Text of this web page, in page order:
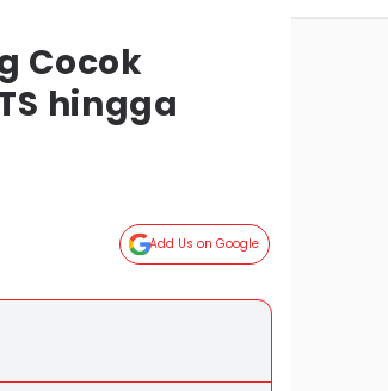
Cocok
hingga
Add Us on Google